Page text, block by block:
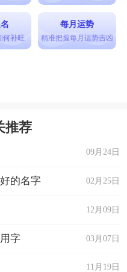
何补旺
每月运势
精准把握每月运势吉凶
推荐
09月24日
02月25日
的名字
12月09日
03月07日
字
11月19日